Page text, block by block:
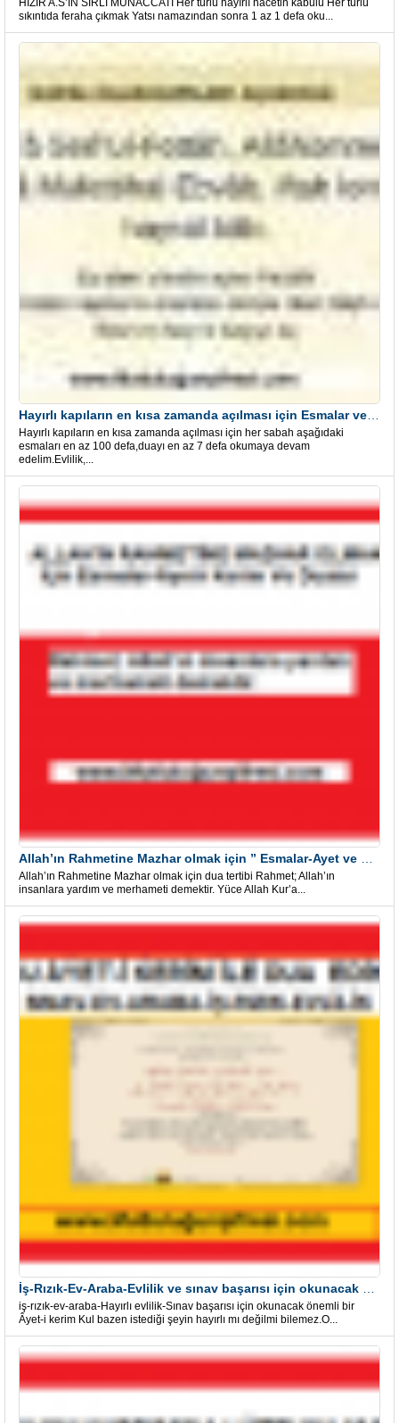
HIZIR A.S’IN SIRLI MÜNACCATI Her türlü hayırlı hacetin kabulü Her türlü
sıkıntıda feraha çıkmak Yatsı namazından sonra 1 az 1 defa oku...
Hayırlı kapıların en kısa zamanda açılması için her sabah aşağıdaki
esmaları en az 100 defa,duayı en az 7 defa okumaya devam
edelim.Evlilik,...
Allah’ın Rahmetine Mazhar olmak için dua tertibi Rahmet; Allah’ın
insanlara yardım ve merhameti demektir. Yüce Allah Kur’a...
iş-rızık-ev-araba-Hayırlı evlilik-Sınav başarısı için okunacak önemli bir
Âyet-i kerim Kul bazen istediği şeyin hayırlı mı değilmi bilemez.O...